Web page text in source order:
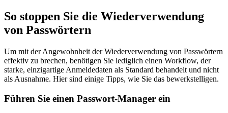
So stoppen Sie die Wiederverwendung
von Passwörtern
Um mit der Angewohnheit der Wiederverwendung von Passwörtern
effektiv zu brechen, benötigen Sie lediglich einen Workflow, der
starke, einzigartige Anmeldedaten als Standard behandelt und nicht
als Ausnahme. Hier sind einige Tipps, wie Sie das bewerkstelligen.
Führen Sie einen Passwort-Manager ein